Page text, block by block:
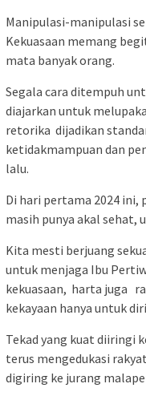
Manipulasi-manipulasi
Kekuasaan memang
mata banyak orang.
Segala cara ditempuh
diajarkan untuk
retorika dijadikan
ketidakmampuan dan
lalu.
Di hari pertama 2024
masih punya akal sehat,
Kita mesti berjuang
untuk menjaga Ibu
kekuasaan, harta juga
kekayaan hanya untuk
Tekad yang kuat diiringi
terus mengedukasi
digiring ke jurang